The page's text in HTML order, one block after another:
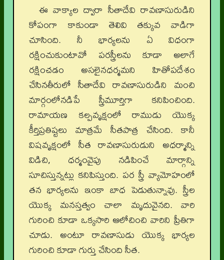
ఈ వాక్యాల ద్వారా సీతాదేవి రావణాసురుడిని
కోపంగా కాకుండా తెలివి తక్కువ వాడిగా
చూసింది. నీ భార్యలను ఏ విధంగా
రక్షించుకుంటావో పరస్త్రీలను కూడా అలాగే
రక్షించడం అసలైనధర్మమని హితోపదేశం
చేసినతీరులో సీతాదేవి రావణాసురుడిని మంచి
మార్గంలోనడిపే స్త్రీమూర్తిగా కనిపించింది.
రామాయణ కల్పవృక్షంలో రాముడు యొక్క
కీర్తిప్రతిష్టలు మాత్రమే సీతపాత్ర చేసింది. కానీ
విషవృక్షంలో సీత రావణాసురుడుని అధర్మాన్ని
విడిచి, ధర్మంవైపు నడిపించే మార్గాన్ని
సూచిస్తున్నట్లు కనిపిస్తుంది. పర స్త్రీ వ్యామోహంలో
తన భార్యలను ఇంకా బాధ పెడుతున్నావు. స్త్రీల
యొక్క మనస్తత్వం చాలా మృదువైనది. వారి
గురించి కూడా ఒక్కసారి ఆలోచించి వారిని ప్రీతిగా
చూడు. అంటూ రావణాసుడు యొక్క భార్యల
గురించి కూడా గుర్తు చేసింది సీత.